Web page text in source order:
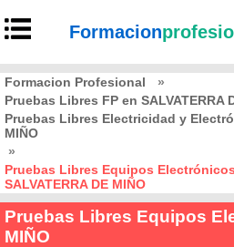
Formacion
Formacion Profesional
»
Pruebas Libres FP en SALVATERRA
Pruebas Libres Electricidad y
MIÑO
»
Pruebas Libres Equipos
SALVATERRA DE MIÑO
Pruebas Libres Equipos
MIÑO